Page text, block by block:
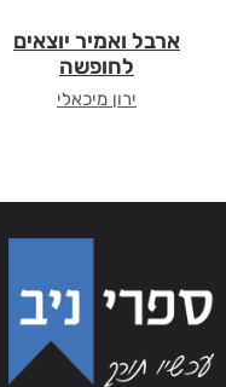
ארבל ואמיר יוצאים
לחופשה
ירון מיכאלי